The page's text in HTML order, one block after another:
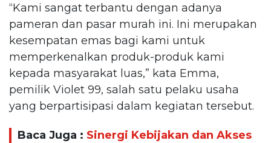
“Kami sangat terbantu dengan adanya
pameran dan pasar murah ini. Ini merupakan
kesempatan emas bagi kami untuk
memperkenalkan produk-produk kami
kepada masyarakat luas,” kata Emma,
pemilik Violet 99, salah satu pelaku usaha
yang berpartisipasi dalam kegiatan tersebut.
Baca Juga : Sinergi Kebijakan dan Akses